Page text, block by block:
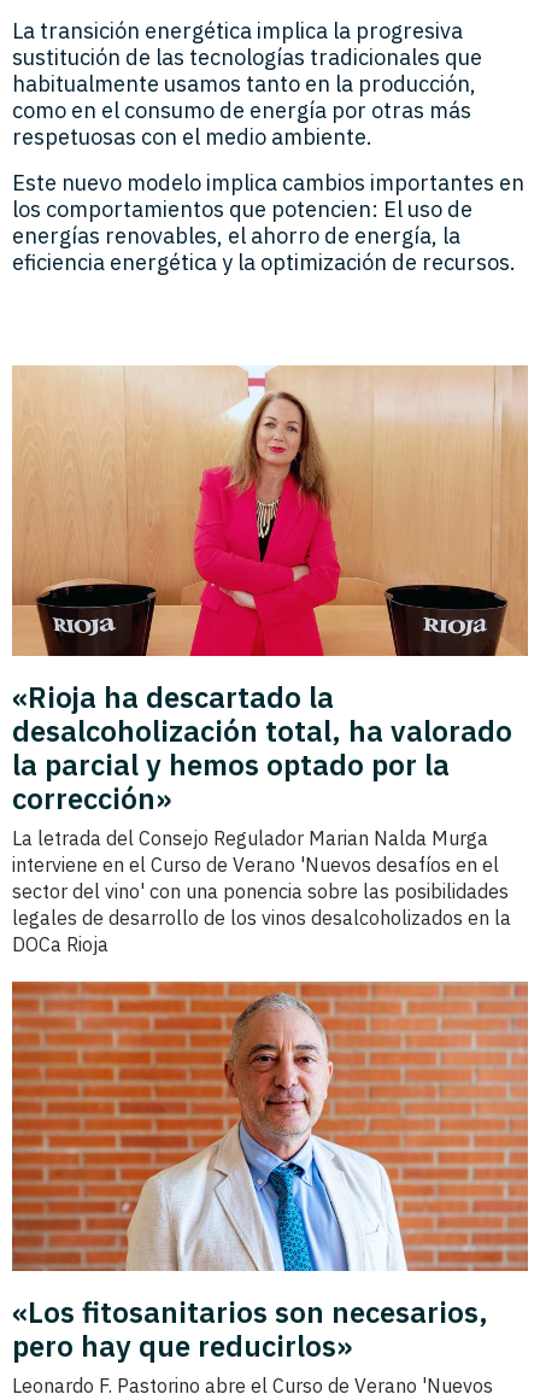
La transición energética implica la progresiva
sustitución de las tecnologías tradicionales que
habitualmente usamos tanto en la producción,
como en el consumo de energía por otras más
respetuosas con el medio ambiente.
Este nuevo modelo implica cambios importantes en
los comportamientos que potencien: El uso de
energías renovables, el ahorro de energía, la
eficiencia energética y la optimización de recursos.
«Rioja ha descartado la
desalcoholización total, ha valorado
la parcial y hemos optado por la
corrección»
La letrada del Consejo Regulador Marian Nalda Murga
interviene en el Curso de Verano 'Nuevos desafíos en el
sector del vino' con una ponencia sobre las posibilidades
legales de desarrollo de los vinos desalcoholizados en la
DOCa Rioja
«Los fitosanitarios son necesarios,
pero hay que reducirlos»
Leonardo F. Pastorino abre el Curso de Verano 'Nuevos